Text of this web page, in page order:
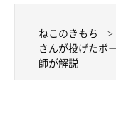
露してくれたとらさ
投げられるのを真剣
ねこのきもち
さんが投げたボ
師が解説